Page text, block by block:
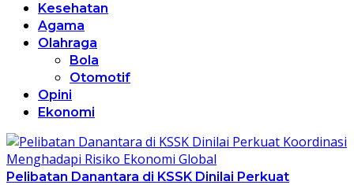
Kesehatan
Agama
Olahraga
Bola
Otomotif
Opini
Ekonomi
Pelibatan Danantara di KSSK Dinilai Perkuat